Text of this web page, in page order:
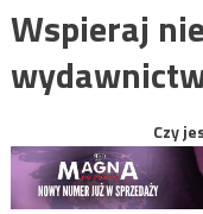
Wspieraj
Czy